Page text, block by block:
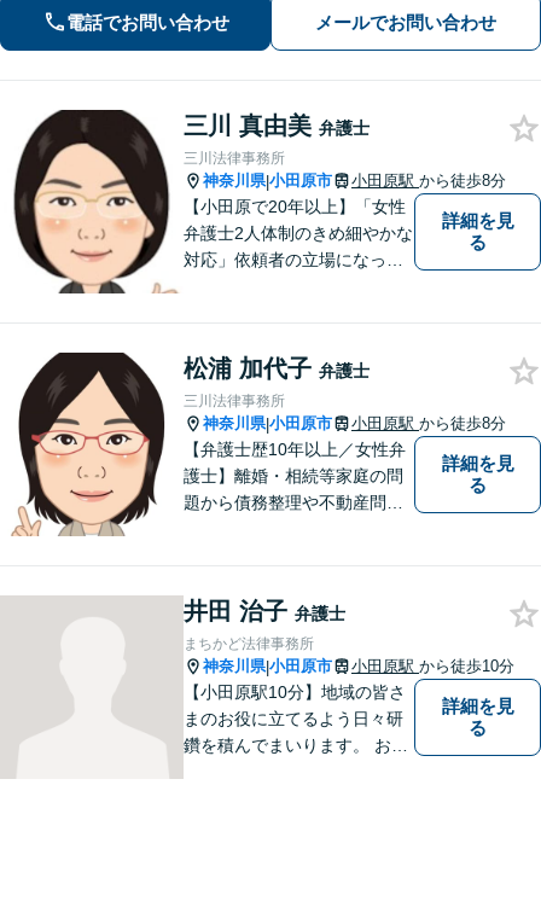
いう弁護士でいようと日々努めていま
す。 まずはご相談ください。
電話でお問い合わせ メールでお問い合わせ
三川 真由美 弁護士
三川法律事務所
神奈川県|小田原市 小田原駅 から徒歩8分
【小田原で20年以上】「女性
弁護士2人体制のきめ細やかな
対応」依頼者の立場になって
す。【離婚／子連れ相談可】
複雑・高額な財産分与も安心
【民事信託士】資格を生かし
た相続対策
詳細を見
る
松浦 加代子 弁護士
三川法律事務所
神奈川県|小田原市 小田原駅 から徒歩8分
【弁護士歴10年以上／女性弁
護士】離婚・相続等家庭の問
題から債務整理や不動産問題
た解決方法を提案できるよう
努めます。【小田原駅8分／子
連れ相談可】お気軽にご相談
ください。
詳細を見
る
井田 治子 弁護士
まちかど法律事務所
神奈川県|小田原市 小田原駅 から徒歩10分
【小田原駅10分】地域の皆さ
まのお役に立てるよう日々研
鑽を積んでまいります。 お気
詳細を見
る